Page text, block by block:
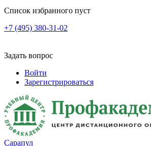
Список избранного пуст
+7 (495) 380-31-02
Задать вопрос
Войти
Зарегистрироваться
Сарапул